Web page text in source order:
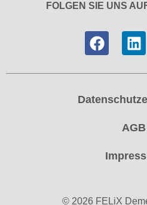
FOLGEN SIE UNS
AGB
© 2026 FELiX